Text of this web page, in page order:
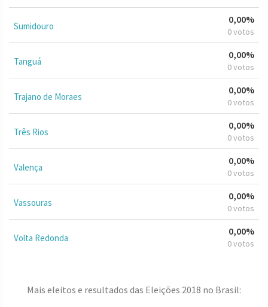
Sumidouro
0,00%
0 votos
Tanguá
0,00%
0 votos
Trajano de Moraes
0,00%
0 votos
Três Rios
0,00%
0 votos
Valença
0,00%
0 votos
Vassouras
0,00%
0 votos
Volta Redonda
0,00%
0 votos
Mais eleitos e resultados das Eleições 2018 no Brasil: